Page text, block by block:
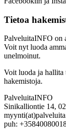
Tietoa
PalveluitaINFO on
Voit nyt luoda
unelmoinut.
Voit luoda ja hallita
hakemistoja.
PalveluitaINFO
Sinikalliontie 14,
puh: